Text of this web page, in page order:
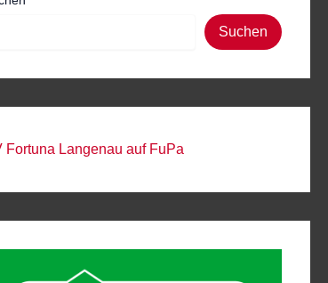
Suchen
Fortuna Langenau auf FuPa